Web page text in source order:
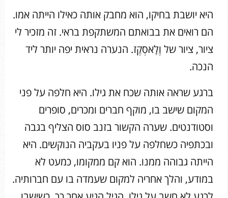
היא יושבת בחיקו, הוא מחבק אותה כאילו הייתה אמו.
הם רואים את בבואתם המשתקפת בראי. זה מזכיר לי
ציור, ציור של וֶלָאסְקֶז. הנערה נראית יפה יותר ליד
הנכה.
ברגע שראה אותה שכח את גילו. היא חלפה על פני
המקום שישב בו, מוקף חברים ומכרים, סופרים
וסטודנטים. שערה הקשור בזנב סוס הצליף בגבה
ובכתפיה כשחלפה על פניו בעקביה הנוקשים. היא
הייתה גבוהה ממנו. הוא קם ממקומו, כמעט לא
במודע, והלך אחריה למקום שעמדה בו עם חברותיה.